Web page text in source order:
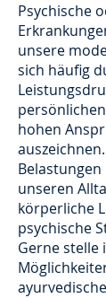
Psychische
unsere
sich häufig
hohen
unseren
körperliche
psychische
Gerne stelle